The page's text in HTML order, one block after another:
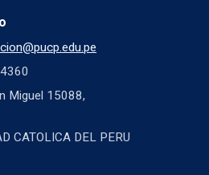
Miguel 15088,
CATOLICA DEL PERU